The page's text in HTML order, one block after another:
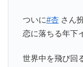
ついに#杏さん
恋に落ちる年下
世界中を飛び回